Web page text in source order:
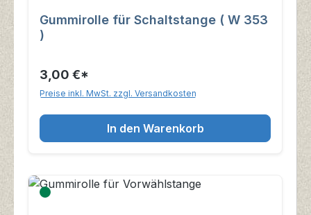
Gummirolle für Schaltstange ( W 353
)
3,00 €*
Preise inkl. MwSt. zzgl. Versandkosten
In den Warenkorb